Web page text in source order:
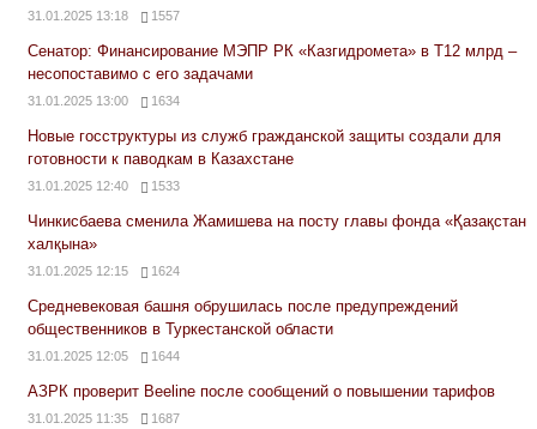
31.01.2025 13:18 1557
Сенатор: Финансирование МЭПР РК «Казгидромета» в Т12 млрд –
несопоставимо с его задачами
31.01.2025 13:00 1634
Новые госструктуры из служб гражданской защиты создали для
готовности к паводкам в Казахстане
31.01.2025 12:40 1533
Чинкисбаева сменила Жамишева на посту главы фонда «Қазақстан
халқына»
31.01.2025 12:15 1624
Средневековая башня обрушилась после предупреждений
общественников в Туркестанской области
31.01.2025 12:05 1644
АЗРК проверит Beeline после сообщений о повышении тарифов
31.01.2025 11:35 1687